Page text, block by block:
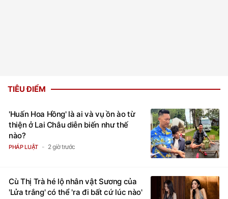
TIÊU ĐIỂM
'Huấn Hoa Hồng' là ai và vụ ồn ào từ
thiện ở Lai Châu diễn biến như thế
nào?
PHÁP LUẬT 2 giờ trước
Cù Thị Trà hé lộ nhân vật Sương của
'Lửa trắng' có thể 'ra đi bất cứ lúc nào'